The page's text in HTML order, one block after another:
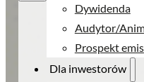
Dywidenda
Audytor/
Prospekt
Dla inwestorów
Podziel się: